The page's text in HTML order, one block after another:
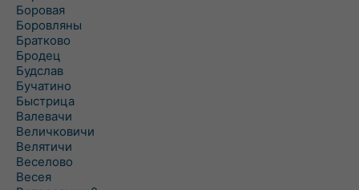
Боровая
Боровляны
Братково
Бродец
Будслав
Бучатино
Быстрица
Валевачи
Величковичи
Велятичи
Веселово
Весея